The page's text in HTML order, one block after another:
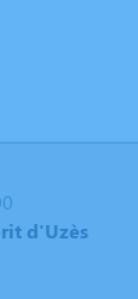
d'Uzès